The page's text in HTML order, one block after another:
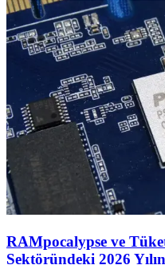
RAMpocalypse ve
Sektöründeki 2026